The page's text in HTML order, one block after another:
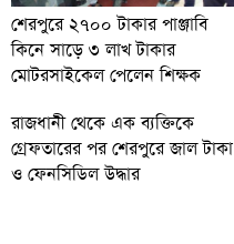
শেরপুরে ২৭০০ টাকার পাঞ্জাবি
কিনে সাড়ে ৩ লাখ টাকার
মোটরসাইকেল পেলেন শিক্ষক
রাজধানী থেকে এক ব্যক্তিকে
গ্রেফতারের পর শেরপুরে জাল টাকা
ও ফেনসিডিল উদ্ধার